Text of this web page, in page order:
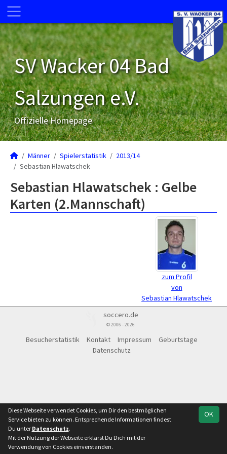
SV Wacker 04 Bad
Salzungen e.V.
Offizielle Homepage
Männer Spielerstatistik
2013/14
Sebastian Hlawatschek
Sebastian Hlawatschek : Gelbe
Karten (2.Mannschaft)
zum Profil
von
Sebastian Hlawatschek
soccero.de
© 2006 - 2026
Besucherstatistik Kontakt Impressum
Geburtstage
Datenschutz
OK
Diese Webseite verwendet Cookies, um Dir den bestmöglichen
Service bieten zu können. Entsprechende Informationen findest
Du unter Datenschutz.
Mit der Nutzung der Webseite erklärst Du Dich mit der
Verwendung von Cookies einverstanden.